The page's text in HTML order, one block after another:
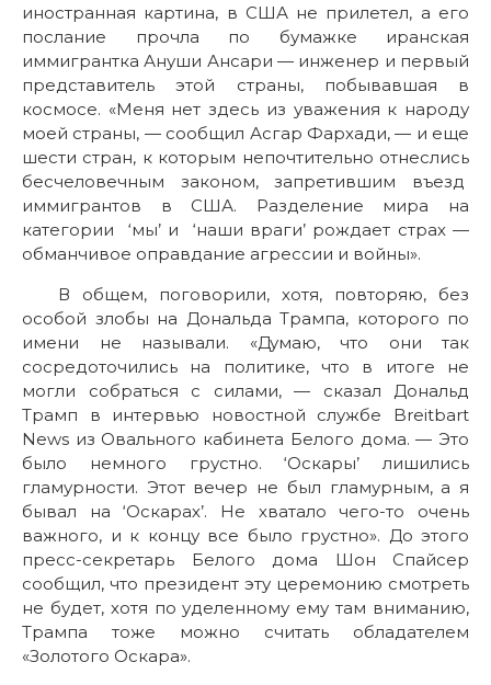
иностранная картина, в США не прилетел, а его
послание прочла по бумажке иранская
иммигрантка Ануши Ансари — инженер и первый
представитель этой страны, побывавшая в
космосе. «Меня нет здесь из уважения к народу
моей страны, — сообщил Асгар Фархади, — и еще
шести стран, к которым непочтительно отнеслись
бесчеловечным законом, запретившим въезд
иммигрантов в США. Разделение мира на
категории ‘мы’ и ‘наши враги’ рождает страх —
обманчивое оправдание агрессии и войны».
В общем, поговорили, хотя, повторяю, без
особой злобы на Дональда Трампа, которого по
имени не называли. «Думаю, что они так
сосредоточились на политике, что в итоге не
могли собраться с силами, — сказал Дональд
Трамп в интервью новостной службе Breitbart
News из Овального кабинета Белого дома. — Это
было немного грустно. ‘Оскары’ лишились
гламурности. Этот вечер не был гламурным, а я
бывал на ‘Оскарах’. Не хватало чего-то очень
важного, и к концу все было грустно». До этого
пресс-секретарь Белого дома Шон Спайсер
сообщил, что президент эту церемонию смотреть
не будет, хотя по уделенному ему там вниманию,
Трампа тоже можно считать обладателем
«Золотого Оскара».